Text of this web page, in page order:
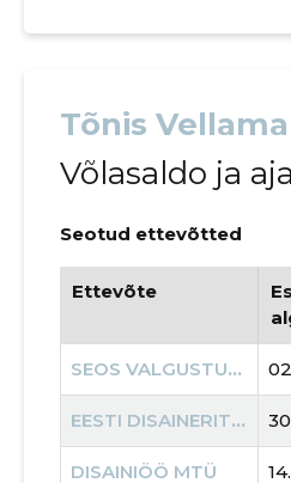
Tõnis Vellama
Võlasaldo ja
Seotud ettevõtted
Ettevõte
SEOS VALGUSTUS OÜ
EESTI DISAINERITE LIIT MTÜ
DISAINIÖÖ MTÜ